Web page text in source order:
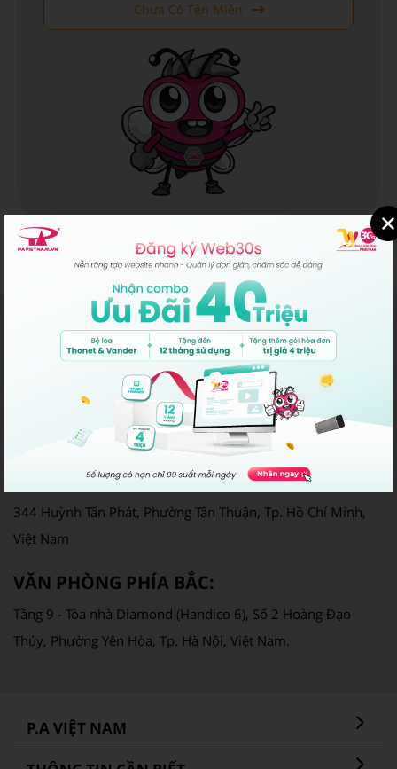
Chưa Có Tên Miền
P.A VIỆT NAM
MST/ĐKKD/QĐTL: 0302431595
Giấy phép cung cấp dịch vụ Viễn thông số: 250/GP-CVT
Email: info@pavietnam.vn | Điện thoại: 028 22317777
VĂN PHÒNG PHÍA NAM:
344 Huỳnh Tấn Phát, Phường Tân Thuận, Tp. Hồ Chí Minh,
Việt Nam
VĂN PHÒNG PHÍA BẮC:
Tầng 9 - Tòa nhà Diamond (Handico 6), Số 2 Hoàng Đạo
Thúy, Phường Yên Hòa, Tp. Hà Nội, Việt Nam.
P.A VIỆT NAM